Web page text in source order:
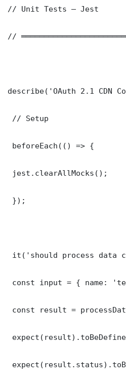
// Unit Tests — Jest
//
describe('OAuth 2.1 CDN
// Setup
beforeEach(() => {
jest.clearAllMocks();
});
it('should process
const input = { name:
const result =